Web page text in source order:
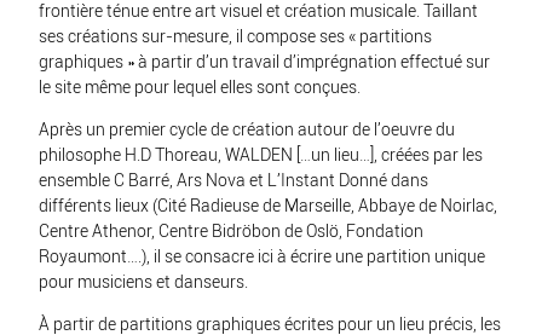
frontière ténue entre art visuel et création musicale. Taillant
ses créations sur-mesure, il compose ses « partitions
graphiques » à partir d’un travail d’imprégnation effectué sur
le site même pour lequel elles sont conçues.
Après un premier cycle de création autour de l’oeuvre du
philosophe H.D Thoreau, WALDEN […un lieu…], créées par les
ensemble C Barré, Ars Nova et L’Instant Donné dans
différents lieux (Cité Radieuse de Marseille, Abbaye de Noirlac,
Centre Athenor, Centre Bidröbon de Oslö, Fondation
Royaumont….), il se consacre ici à écrire une partition unique
pour musiciens et danseurs.
À partir de partitions graphiques écrites pour un lieu précis, les